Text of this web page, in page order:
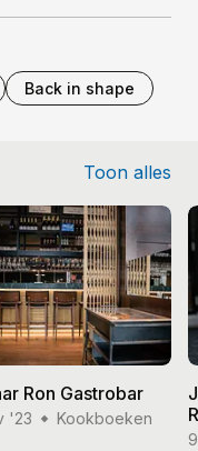
Back in shape
Toon alles
Ron Gastrobar
'23 Kookboeken